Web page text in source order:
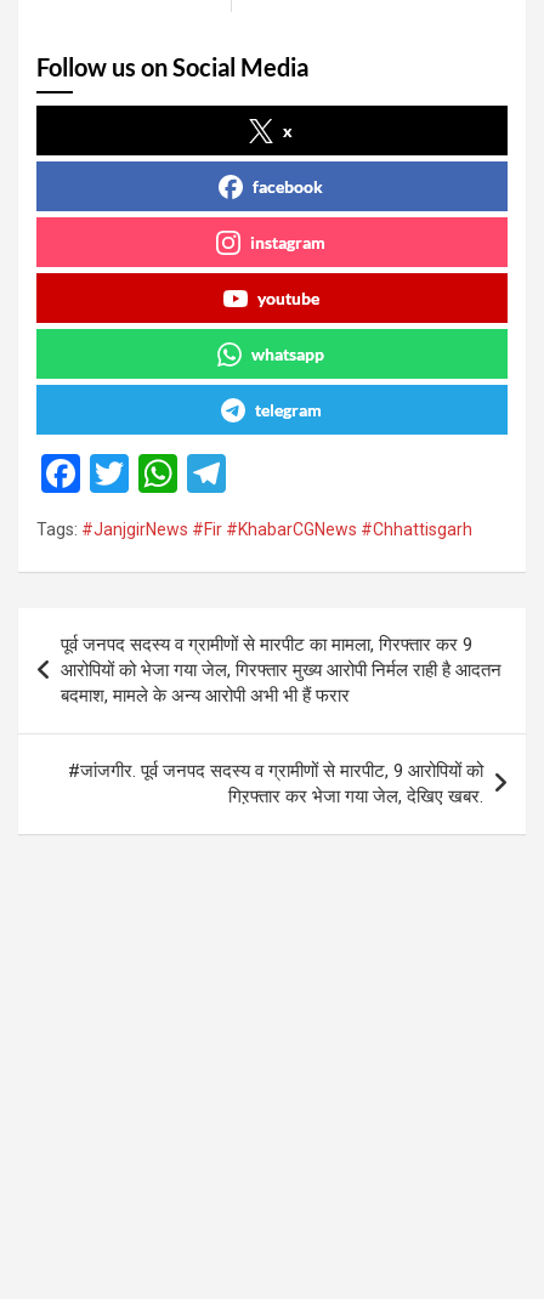
Follow us on Social Media
x
facebook
instagram
youtube
whatsapp
telegram
F
a
ce
o
o
k
T
wi
tt
W
h
at
A
p
p
el
e
a
m
Tags: #JanjgirNews #Fir #KhabarCGNews #Chhattisgarh
Post
navigation
पूर्व जनपद सदस्य व ग्रामीणों से मारपीट का मामला, गिरफ्तार कर 9
आरोपियों को भेजा गया जेल, गिरफ्तार मुख्य आरोपी निर्मल राही है आदतन
बदमाश, मामले के अन्य आरोपी अभी भी हैं फरार
#जांजगीर. पूर्व जनपद सदस्य व ग्रामीणों से मारपीट, 9 आरोपियों को
गिऱफ्तार कर भेजा गया जेल, देखिए खबर.